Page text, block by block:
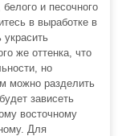
и песочного
в выработке в
украсить
же оттенка, что
но
можно разделить
зависеть
восточному
Для